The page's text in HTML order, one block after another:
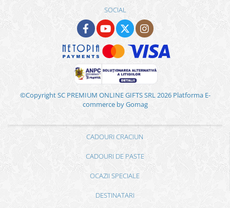
SOCIAL
©Copyright SC PREMIUM ONLINE GIFTS SRL 2026 Platforma E-
commerce by Gomag
CADOURI CRACIUN
CADOURI DE PASTE
OCAZII SPECIALE
DESTINATARI